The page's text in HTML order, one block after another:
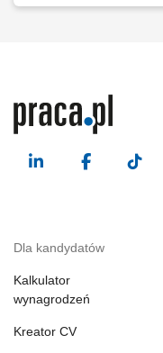
Dla kandydatów
Kalkulator
wynagrodzeń
Kreator CV